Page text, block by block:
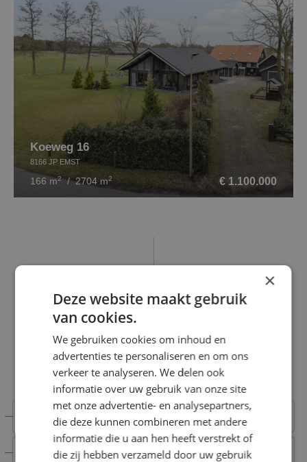
Koeweg 16
8166 JP EMST
166 m2/ 2704 m2 € 1.100.000
CONTACT OPNEMEN
Interesse in onze diensten?
Michael helpt je graag verder!
Makelaar wonen
+31 6 15 00 52 66
+31 6 15 00 52 66
×
Deze website maakt gebruik
van cookies.
We gebruiken cookies om inhoud en
advertenties te personaliseren en om ons
verkeer te analyseren. We delen ook
informatie over uw gebruik van onze site
met onze advertentie- en analysepartners,
die deze kunnen combineren met andere
informatie die u aan hen heeft verstrekt of
die zij hebben verzameld door uw gebruik